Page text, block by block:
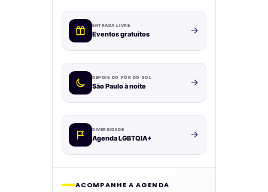
ENTRADA LIVRE
Eventos gratuitos
DEPOIS DO PÔR DO SOL
São Paulo à noite
DIVERSIDADE
Agenda LGBTQIA+
ACOMPANHE A AGENDA